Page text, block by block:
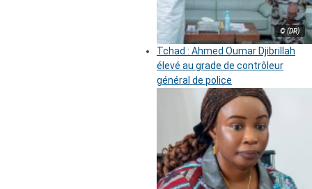
© (DR)
Tchad : Ahmed Oumar Djibrillah
élevé au grade de contrôleur
général de police